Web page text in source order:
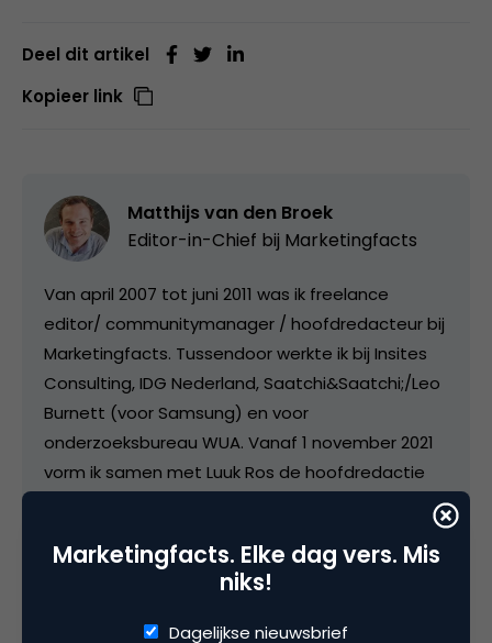
Deel dit artikel
Kopieer link
Matthijs van den Broek
Editor-in-Chief bij Marketingfacts
Van april 2007 tot juni 2011 was ik freelance
editor/ communitymanager / hoofdredacteur bij
Marketingfacts. Tussendoor werkte ik bij Insites
Consulting, IDG Nederland, Saatchi&Saatchi;/Leo
Burnett (voor Samsung) en voor
onderzoeksbureau WUA. Vanaf 1 november 2021
vorm ik samen met Luuk Ros de hoofdredactie
Marketingfacts. Elke dag vers. Mis
niks!
Dagelijkse nieuwsbrief